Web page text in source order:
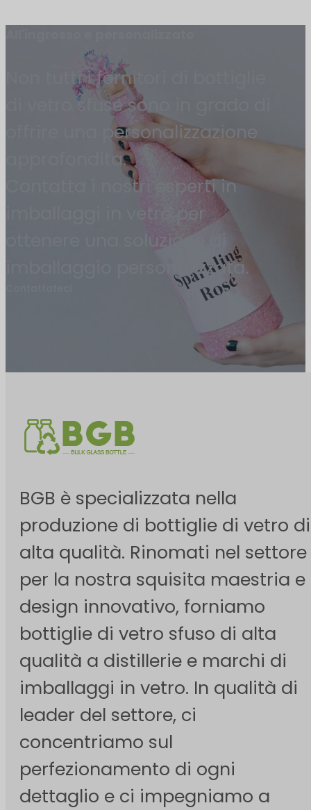
Non tutti i fornitori di bottiglie
di vetro sfuse sono in grado di
offrire una personalizzazione
approfondita.
Contatta i nostri esperti in
imballaggi in vetro per
ottenere una soluzione di
imballaggio personalizzata.
BGB è specializzata nella
produzione di bottiglie di vetro di
alta qualità. Rinomati nel settore
per la nostra squisita maestria e
design innovativo, forniamo
bottiglie di vetro sfuso di alta
qualità a distillerie e marchi di
imballaggi in vetro. In qualità di
leader del settore, ci
concentriamo sul
perfezionamento di ogni
dettaglio e ci impegniamo a